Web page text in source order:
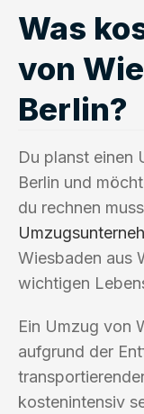
Was
von
Berlin?
Du planst einen
Berlin und
du rechnen
Wiesbaden aus
wichtigen
Ein Umzug von
aufgrund der
kostenintensiv